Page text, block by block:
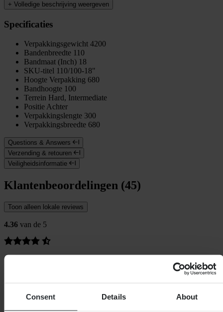
Consent Details About
+ Volledige beschrijving weergeven
Specificaties
Verpakkingsgewicht 4200
Bandenbreedte 110
Bandmaat (Inch) 18
SKU-titel 110/100-18"
Hoogte Verpakking 680
Bandhoogte 100
Terrein Hard, Intermediate
Positie Achter
Verpakkingslengte 300
Verpakkingsbreedte 680
Questions & Answers
Verzending & retouren
Veiligheidsinformatie
Klantenbeoordelingen (45)
Toon alleen lokale reviews
4.36 van de 5
Gebaseerd op 45 beoordelingen
4